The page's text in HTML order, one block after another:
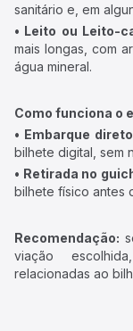
sanitário e, em
• Leito ou Leito-
mais longas, com
água mineral.
Como funciona o
• Embarque
bilhete digital, sem
• Retirada no
bilhete físico antes
Recomendação:
viação
relacionadas ao